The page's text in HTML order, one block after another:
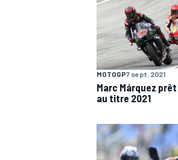
WEC
MOTOGP7 sept. 2021
Marc Márquez
au titre 2021